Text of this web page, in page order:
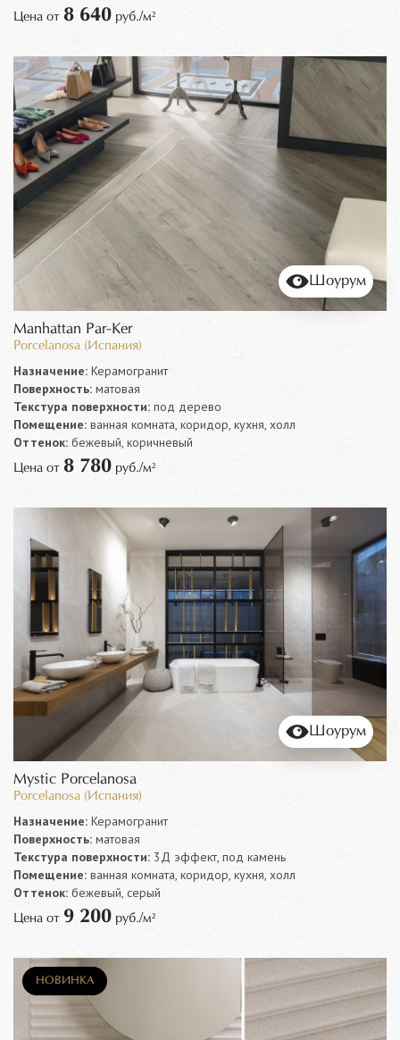
Цена от 8 640 руб./м²
Шоурум
Manhattan Par-Ker
Porcelanosa (Испания)
Назначение: Керамогранит
Поверхность: матовая
Текстура поверхности: под дерево
Помещение: ванная комната, коридор, кухня, холл
Оттенок: бежевый, коричневый
Цена от 8 780 руб./м²
Шоурум
Mystic Porcelanosa
Porcelanosa (Испания)
Назначение: Керамогранит
Поверхность: матовая
Текстура поверхности: 3Д эффект, под камень
Помещение: ванная комната, коридор, кухня, холл
Оттенок: бежевый, серый
Цена от 9 200 руб./м²
НОВИНКА